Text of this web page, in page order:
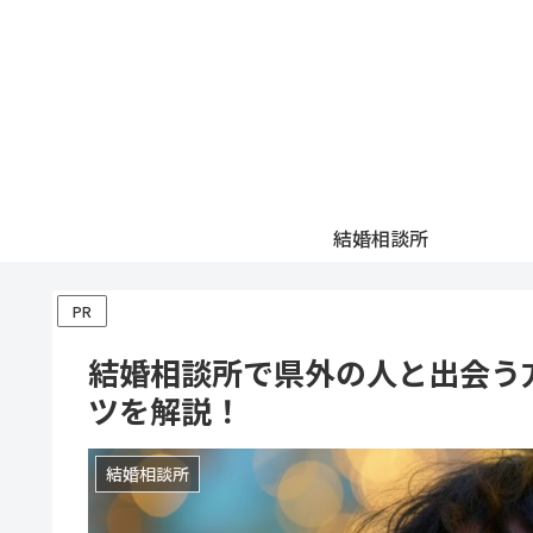
結婚相談所
PR
結婚相談所で県外の人と出会
ツを解説！
結婚相談所